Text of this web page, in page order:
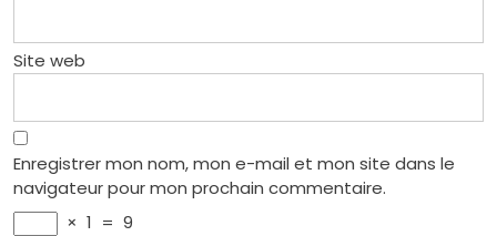
Site web
Enregistrer mon nom, mon e-mail et mon site dans le
navigateur pour mon prochain commentaire.
× 1 = 9